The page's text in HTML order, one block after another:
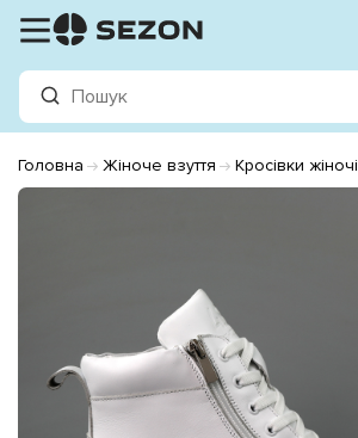
Головна Жіноче взуття Кросівки жіночі